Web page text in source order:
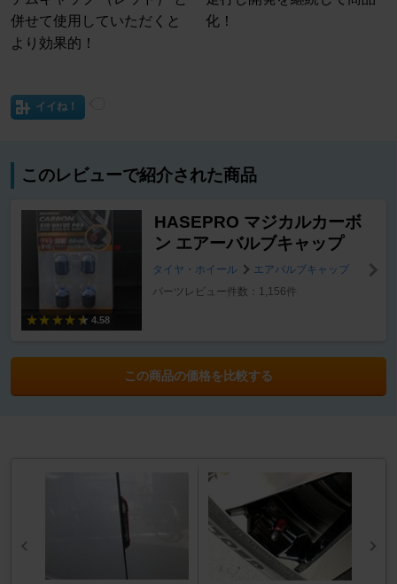
併せて使用していただくと
より効果的！
化！
イイね！
このレビューで紹介された商品
4.58
HASEPRO マジカルカーボ
ン エアーバルブキャップ
タイヤ・ホイール
エアバルブキャップ
パーツレビュー件数：1,156件
この商品の価格を比較する